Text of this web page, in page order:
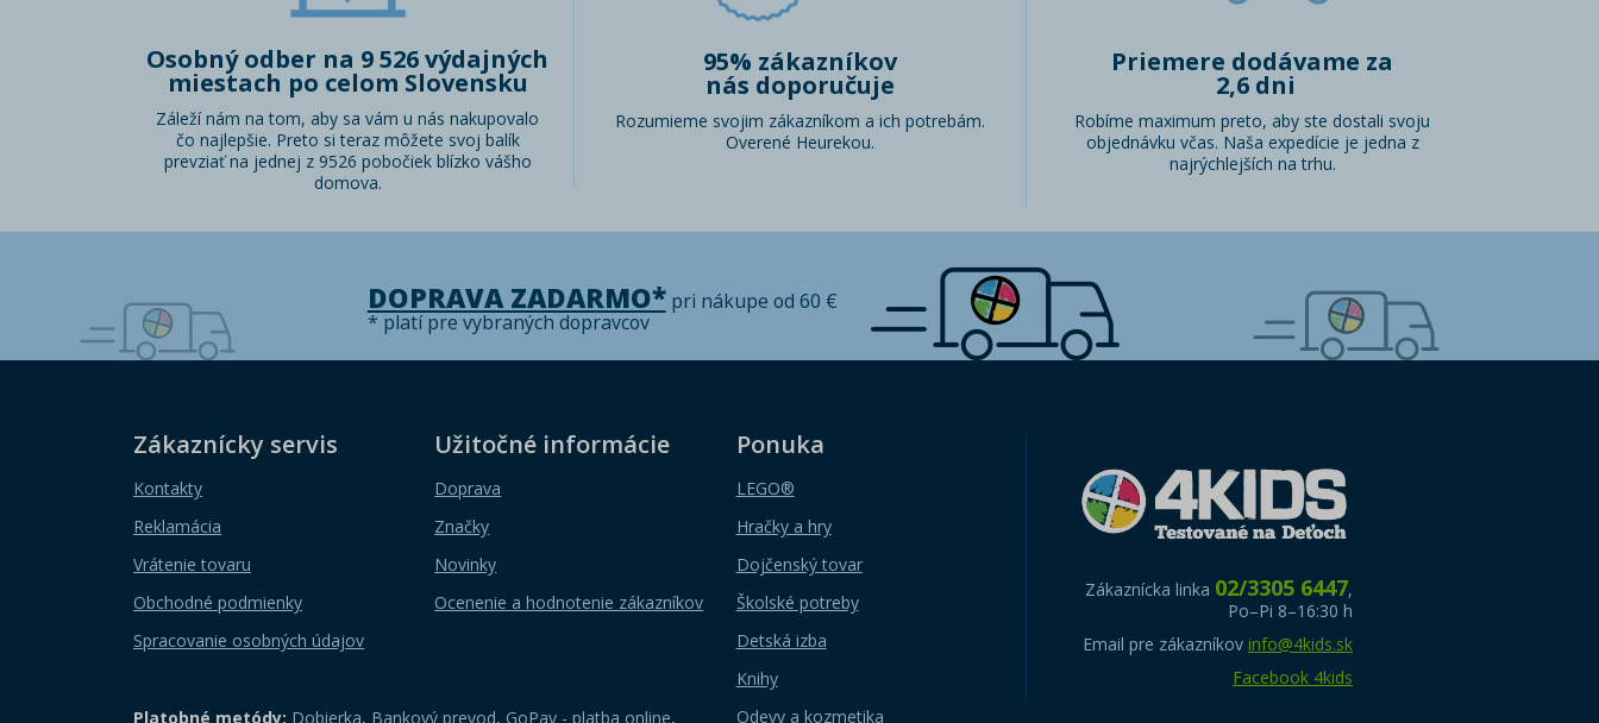
Osobný odber na 9 526 výdajných
miestach po celom Slovensku
Záleží nám na tom, aby sa vám u nás nakupovalo
čo najlepšie. Preto si teraz môžete svoj balík
prevziať na jednej z 9526 pobočiek blízko vášho
domova.
95% zákazníkov
nás doporučuje
Rozumieme svojim zákazníkom a ich potrebám.
Overené Heurekou.
Priemere dodávame za
2,6 dni
Robíme maximum preto, aby ste dostali svoju
objednávku včas. Naša expedície je jedna z
najrýchlejších na trhu.
DOPRAVA ZADARMO*pri nákupe od 60 €
* platí pre vybraných dopravcov
Zákaznícky servis
Kontakty
Reklamácia
Vrátenie tovaru
Obchodné podmienky
Spracovanie osobných údajov
Užitočné informácie
Doprava
Značky
Novinky
Ocenenie a hodnotenie zákazníkov
Ponuka
LEGO®
Hračky a hry
Dojčenský tovar
Školské potreby
Detská izba
Knihy
Odevy a kozmetika
Platobné metódy: Dobierka, Bankový prevod, GoPay - platba online,
Zákaznícka linka 02/3305 6447,
Po–Pi 8–16:30 h
Email pre zákazníkov info@4kids.sk
Facebook 4kids